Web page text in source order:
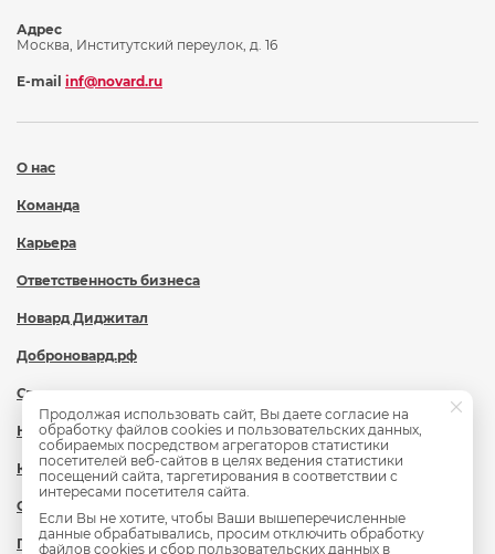
О нас
Команда
Карьера
Ответственность бизнеса
Новард Диджитал
Доброновард.рф
Статьи
Новости
Контакты
Охрана труда
Политика обработки персональных данных
Адрес
Москва, Институтский переулок, д. 16
E-mail inf@novard.ru
Продолжая использовать сайт, Вы даете согласие на
обработку файлов cookies и пользовательских данных,
собираемых посредством агрегаторов статистики
посетителей веб-сайтов в целях ведения статистики
посещений сайта, таргетирования в соответствии с
интересами посетителя сайта.
Если Вы не хотите, чтобы Ваши вышеперечисленные
данные обрабатывались, просим отключить обработку
файлов cookies и сбор пользовательских данных в